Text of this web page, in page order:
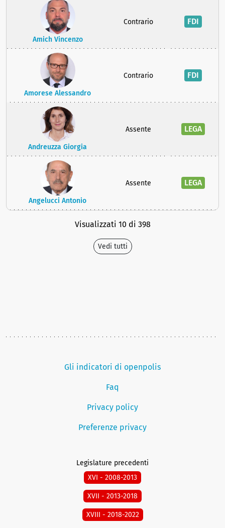
Amich Vincenzo
Contrario FDI
Amorese Alessandro
Contrario FDI
Andreuzza Giorgia
Assente LEGA
Angelucci Antonio
Assente LEGA
Visualizzati 10 di 398
Vedi tutti
Gli indicatori di openpolis
Faq
Privacy policy
Preferenze privacy
Legislature precedenti
XVI - 2008-2013
XVII - 2013-2018
XVIII - 2018-2022